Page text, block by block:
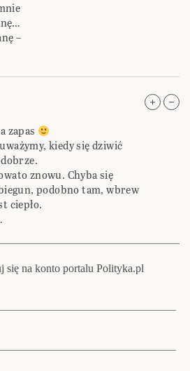
–
zapas
kiedy się dziwić
znowu. Chyba się
podobno tam, wbrew
ciepło.
się na konto portalu Polityka.pl